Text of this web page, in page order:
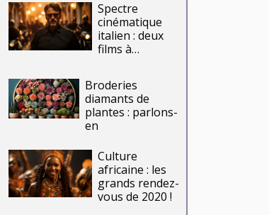
Spectre
cinématique
italien : deux
films à
Broderies
diamants de
plantes : parlons-
en
Culture
africaine : les
grands rendez-
vous de 2020 !